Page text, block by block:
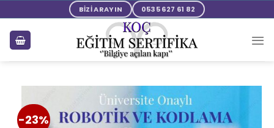
BİZİ ARAYIN 0535 627 61 82
-23%